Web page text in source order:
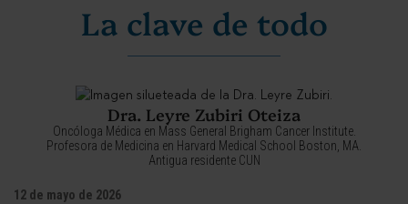
La clave de todo
Dra. Leyre Zubiri Oteiza
Oncóloga Médica en Mass General Brigham Cancer Institute.
Profesora de Medicina en Harvard Medical School Boston, MA.
Antigua residente CUN
12 de mayo de 2026